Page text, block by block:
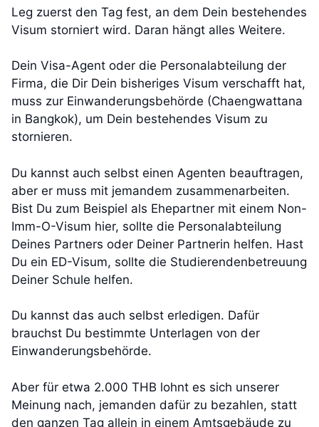
Leg zuerst den Tag fest, an dem Dein bestehendes
Visum storniert wird. Daran hängt alles Weitere.
Dein Visa-Agent oder die Personalabteilung der
Firma, die Dir Dein bisheriges Visum verschafft hat,
muss zur Einwanderungsbehörde (Chaengwattana
in Bangkok), um Dein bestehendes Visum zu
stornieren.
Du kannst auch selbst einen Agenten beauftragen,
aber er muss mit jemandem zusammenarbeiten.
Bist Du zum Beispiel als Ehepartner mit einem Non-
Imm-O-Visum hier, sollte die Personalabteilung
Deines Partners oder Deiner Partnerin helfen. Hast
Du ein ED-Visum, sollte die Studierendenbetreuung
Deiner Schule helfen.
Du kannst das auch selbst erledigen. Dafür
brauchst Du bestimmte Unterlagen von der
Einwanderungsbehörde.
Aber für etwa 2.000 THB lohnt es sich unserer
Meinung nach, jemanden dafür zu bezahlen, statt
den ganzen Tag allein in einem Amtsgebäude zu